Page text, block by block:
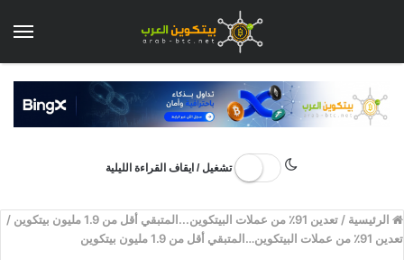
تشغيل / ايقاف القراءة الليلية
الرئيسية /تعدين 91٪ من عملات البيتكوين...المتبقي أقل من 1.9 مليون بيتكوين
/
تعدين 91٪ من عملات البيتكوين…المتبقي أقل من 1.9 مليون بيتكوين